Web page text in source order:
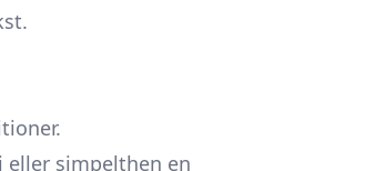
eller simpelthen en